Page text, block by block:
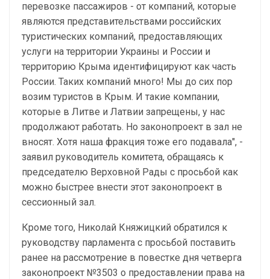
перевозке пассажиров - от компаний, которые
являются представительствами российских
туристических компаний, предоставляющих
услуги на территории Украины и России и
территорию Крыма идентифицируют как часть
России. Таких компаний много! Мы до сих пор
возим туристов в Крым. И такие компании,
которые в Литве и Латвии запрещены, у нас
продолжают работать. Но законопроект в зал не
вносят. Хотя наша фракция тоже его подавала", -
заявил руководитель комитета, обращаясь к
председателю Верховной Рады с просьбой как
можно быстрее внести этот законопроект в
сессионный зал.
Кроме того, Николай Княжицкий обратился к
руководству парламента с просьбой поставить
ранее на рассмотрение в повестке дня четверга
законопроект №3503 о предоставлении права на